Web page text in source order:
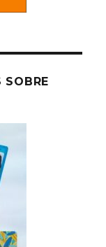
SOBRE